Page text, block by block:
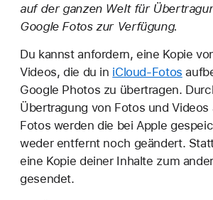
auf der ganzen Welt für
Google Fotos zur Verfügung.
Du kannst anfordern, eine Kopie
Videos, die du in iCloud-Fotos
Google Photos zu übertragen.
Übertragung von Fotos und Videos
Fotos werden die bei Apple
weder entfernt noch geändert.
eine Kopie deiner Inhalte zum
gesendet.